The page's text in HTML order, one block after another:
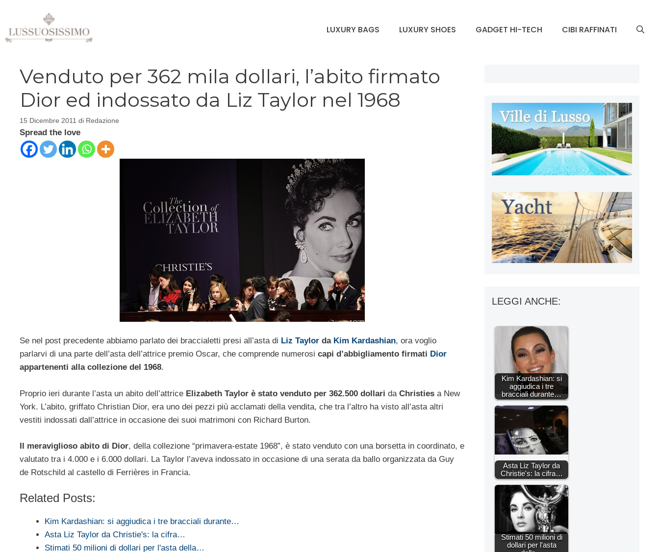
contenuto
LUXURY BAGS LUXURY SHOES GADGET HI-TECH CIBI RAFFINATI
Venduto per 362 mila dollari, l’abito firmato
Dior ed indossato da Liz Taylor nel 1968
15 Dicembre 2011 di Redazione
Spread the love
Se nel post precedente abbiamo parlato dei braccialetti presi all’asta di Liz Taylor da Kim Kardashian, ora voglio
parlarvi di una parte dell’asta dell’attrice premio Oscar, che comprende numerosi capi d’abbigliamento firmati Dior
appartenenti alla collezione del 1968.
Proprio ieri durante l’asta un abito dell’attrice Elizabeth Taylor è stato venduto per 362.500 dollari da Christies a New
York. L’abito, griffato Christian Dior, era uno dei pezzi più acclamati della vendita, che tra l’altro ha visto all’asta altri
vestiti indossati dall’attrice in occasione dei suoi matrimoni con Richard Burton.
Il meraviglioso abito di Dior, della collezione “primavera-estate 1968”, è stato venduto con una borsetta in coordinato, e
valutato tra i 4.000 e i 6.000 dollari. La Taylor l’aveva indossato in occasione di una serata da ballo organizzata da Guy
de Rotschild al castello di Ferrières in Francia.
Related Posts:
Kim Kardashian: si aggiudica i tre bracciali durante…
Asta Liz Taylor da Christie's: la cifra…
Stimati 50 milioni di dollari per l'asta della…
LEGGI ANCHE:
Kim Kardashian: si
aggiudica i tre
bracciali durante…
Asta Liz Taylor da
Christie's: la cifra…
Stimati 50 milioni di
dollari per l'asta